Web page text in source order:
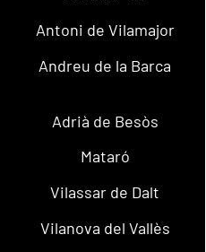
Antoni de Vilamajor
Andreu de la Barca
Adrià de Besòs
Mataró
Vilassar de Dalt
Vilanova del Vallès